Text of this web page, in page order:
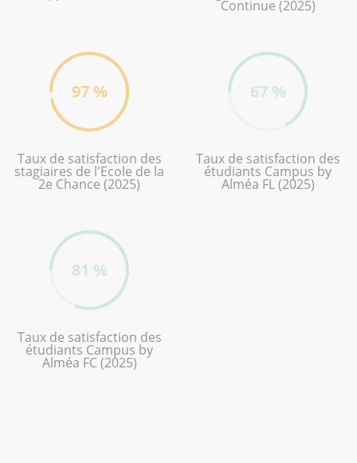
Continue (2025)
97 %
Taux de satisfaction des
stagiaires de l'Ecole de la
2e Chance (2025)
67 %
Taux de satisfaction des
étudiants Campus by
Alméa FL (2025)
81 %
Taux de satisfaction des
étudiants Campus by
Alméa FC (2025)